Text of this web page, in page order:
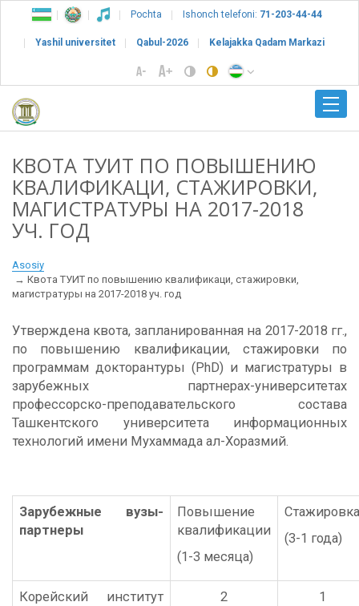
Pochta Ishonch telefoni: 71-203-44-44
Yashil universitet Qabul-2026 Kelajakka Qadam Markazi
КВОТА ТУИТ ПО ПОВЫШЕНИЮ
КВАЛИФИКАЦИ, СТАЖИРОВКИ,
МАГИСТРАТУРЫ НА 2017-2018
УЧ. ГОД
Asosiy
Квота ТУИТ по повышению квалификаци, стажировки,
магистратуры на 2017-2018 уч. год
Утверждена квота, запланированная на 2017-2018 гг.,
по повышению квалификации, стажировки по
программам докторантуры (PhD) и магистратуры в
зарубежных партнерах-университетах
профессорско-преподавательского состава
Ташкентского университета информационных
технологий имени Мухаммада ал-Хоразмий.
Зарубежные вузы-
партнеры
Повышение
квалификации
(1-3 месяца)
Стажировка
(3-1 года)
Корейский институт
2 1